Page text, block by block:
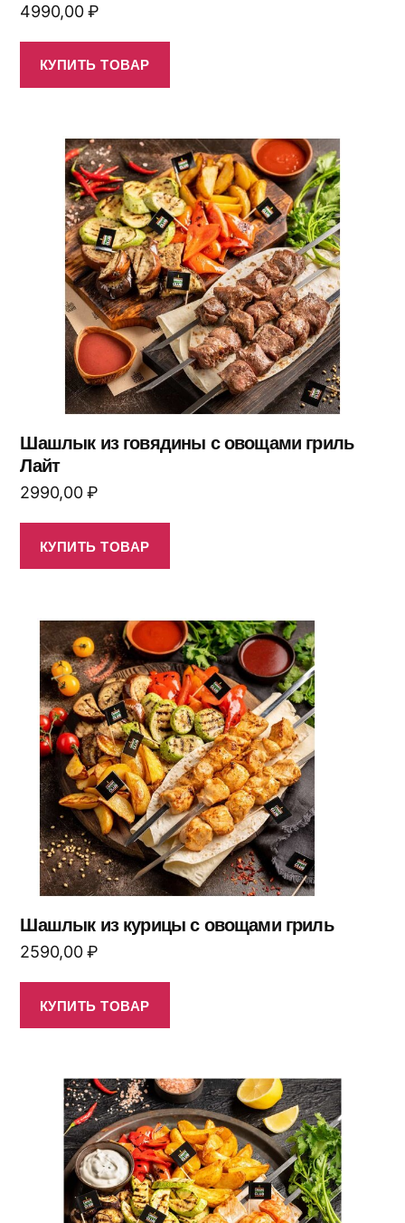
4990,00₽
КУПИТЬ ТОВАР
Шашлык из говядины с овощами гриль
Лайт
2990,00₽
КУПИТЬ ТОВАР
Шашлык из курицы с овощами гриль
2590,00₽
КУПИТЬ ТОВАР